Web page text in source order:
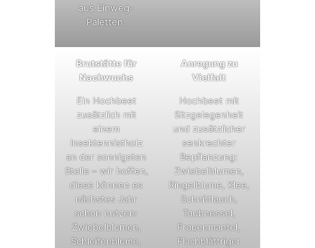
aus Einweg-
Paletten.
Brutstätte für
Nachwuchs
Ein Hochbeet
zusätzlich mit
einem
Insektennistholz
an der sonnigsten
Stelle – wir hoffen,
diese können es
nächstes Jahr
schon nutzen:
Zwiebelblumen,
Schleifenblume,
Anregung zu
Vielfalt
Hochbeet mit
Sitzgelegenheit
und zusätzlicher
senkrechter
Bepflanzung:
Zwiebelblumen,
Ringelblume, Klee,
Schnittlauch,
Taubnessel,
Frauenmantel,
Flachblättriger